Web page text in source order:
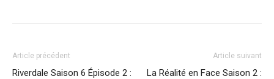
Article précédent
Riverdale Saison 6 Épisode 2 :
Article suivant
La Réalité en Face Saison 2 :